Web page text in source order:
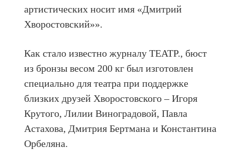
артистических носит имя «Дмитрий
Хворостовский»».
Как стало известно журналу ТЕАТР., бюст
из бронзы весом 200 кг был изготовлен
специально для театра при поддержке
близких друзей Хворостовского – Игоря
Крутого, Лилии Виноградовой, Павла
Астахова, Дмитрия Бертмана и Константина
Орбеляна.